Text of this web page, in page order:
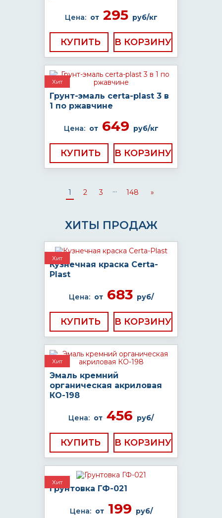
Цена: от295 руб/кг
КУПИТЬ
Хит
Грунт-эмаль certa-plast 3 в
1 по ржавчине
Цена: от649 руб/кг
КУПИТЬ
1 2 3 ... 148 »
ХИТЫ ПРОДАЖ
Хит
Кузнечная краска Certa-
Plast
Цена: от683 руб/
КУПИТЬ
Хит
Эмаль кремний
органическая акриловая
КО-198
Цена: от 456 руб/
КУПИТЬ
Хит
Грунтовка ГФ-021
Цена: от199 руб/